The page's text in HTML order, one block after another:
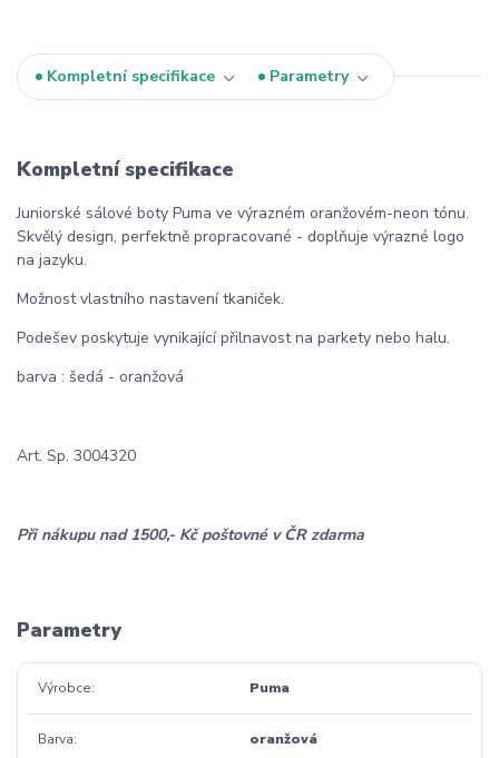
Kompletní specifikace Parametry
Kompletní specifikace
Juniorské sálové boty Puma ve výrazném oranžovém-neon tónu.
Skvělý design, perfektně propracované - doplňuje výrazné logo
na jazyku.
Možnost vlastního nastavení tkaniček.
Podešev poskytuje vynikající přilnavost na parkety nebo halu.
barva : šedá - oranžová
Art. Sp. 3004320
Při nákupu nad 1500,- Kč poštovné v ČR zdarma
Parametry
Výrobce Puma
Barva oranžová